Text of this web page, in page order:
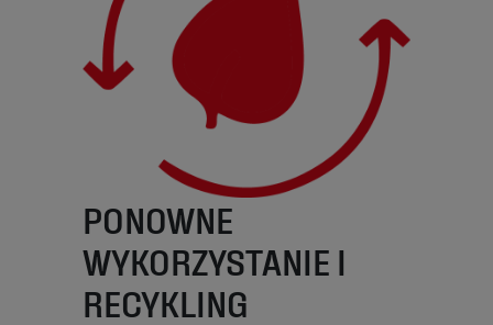
PONOWNE
WYKORZYSTANIE I
RECYKLING